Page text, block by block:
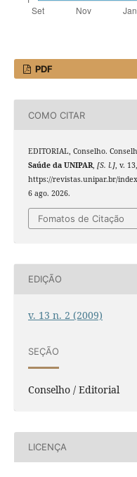
PDF
COMO CITAR
EDITORIAL, Conselho.
Saúde da UNIPAR, [S. l.], v.
https://revistas.unipar.br/
6 ago. 2026.
Fomatos de Citação
EDIÇÃO
v. 13 n. 2 (2009)
SEÇÃO
Conselho / Editorial
LICENÇA